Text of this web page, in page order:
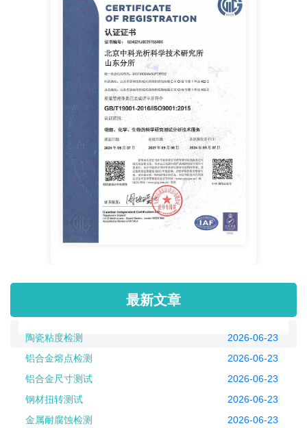
最新文章
陶瓷粘度检测
2026-06-23
铝合金熔点检测
2026-06-23
铝合金尺寸测试
2026-06-23
钢材扭转测试
2026-06-23
金属耐腐蚀检测
2026-06-23